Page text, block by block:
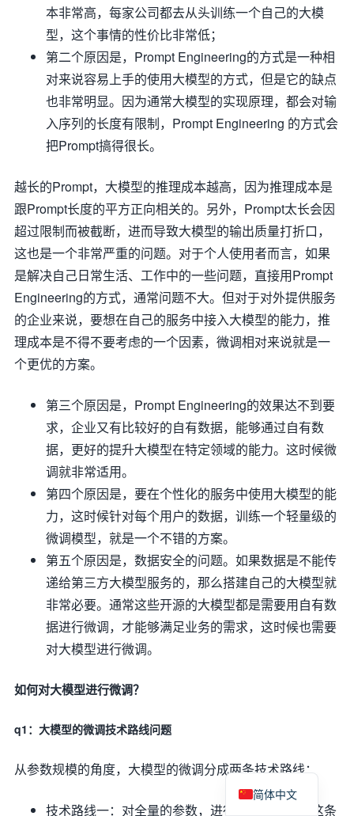
本非常高，每家公司都去从头训练一个自己的大模
型，这个事情的性价比非常低；
第二个原因是，Prompt Engineering的方式是一种相
对来说容易上手的使用大模型的方式，但是它的缺点
也非常明显。因为通常大模型的实现原理，都会对输
入序列的长度有限制，Prompt Engineering 的方式会
把Prompt搞得很长。
越长的Prompt，大模型的推理成本越高，因为推理成本是
跟Prompt长度的平方正向相关的。另外，Prompt太长会因
超过限制而被截断，进而导致大模型的输出质量打折口，
这也是一个非常严重的问题。对于个人使用者而言，如果
是解决自己日常生活、工作中的一些问题，直接用Prompt
Engineering的方式，通常问题不大。但对于对外提供服务
的企业来说，要想在自己的服务中接入大模型的能力，推
理成本是不得不要考虑的一个因素，微调相对来说就是一
个更优的方案。
第三个原因是，Prompt Engineering的效果达不到要
求，企业又有比较好的自有数据，能够通过自有数
据，更好的提升大模型在特定领域的能力。这时候微
调就非常适用。
第四个原因是，要在个性化的服务中使用大模型的能
力，这时候针对每个用户的数据，训练一个轻量级的
微调模型，就是一个不错的方案。
第五个原因是，数据安全的问题。如果数据是不能传
递给第三方大模型服务的，那么搭建自己的大模型就
非常必要。通常这些开源的大模型都是需要用自有数
据进行微调，才能够满足业务的需求，这时候也需要
对大模型进行微调。
如何对大模型进行微调？
q1：大模型的微调技术路线问题
从参数规模的角度，大模型的微调分成两条技术路线：
技术路线一：对全量的参数，进行全量的训练，这条
简体中文